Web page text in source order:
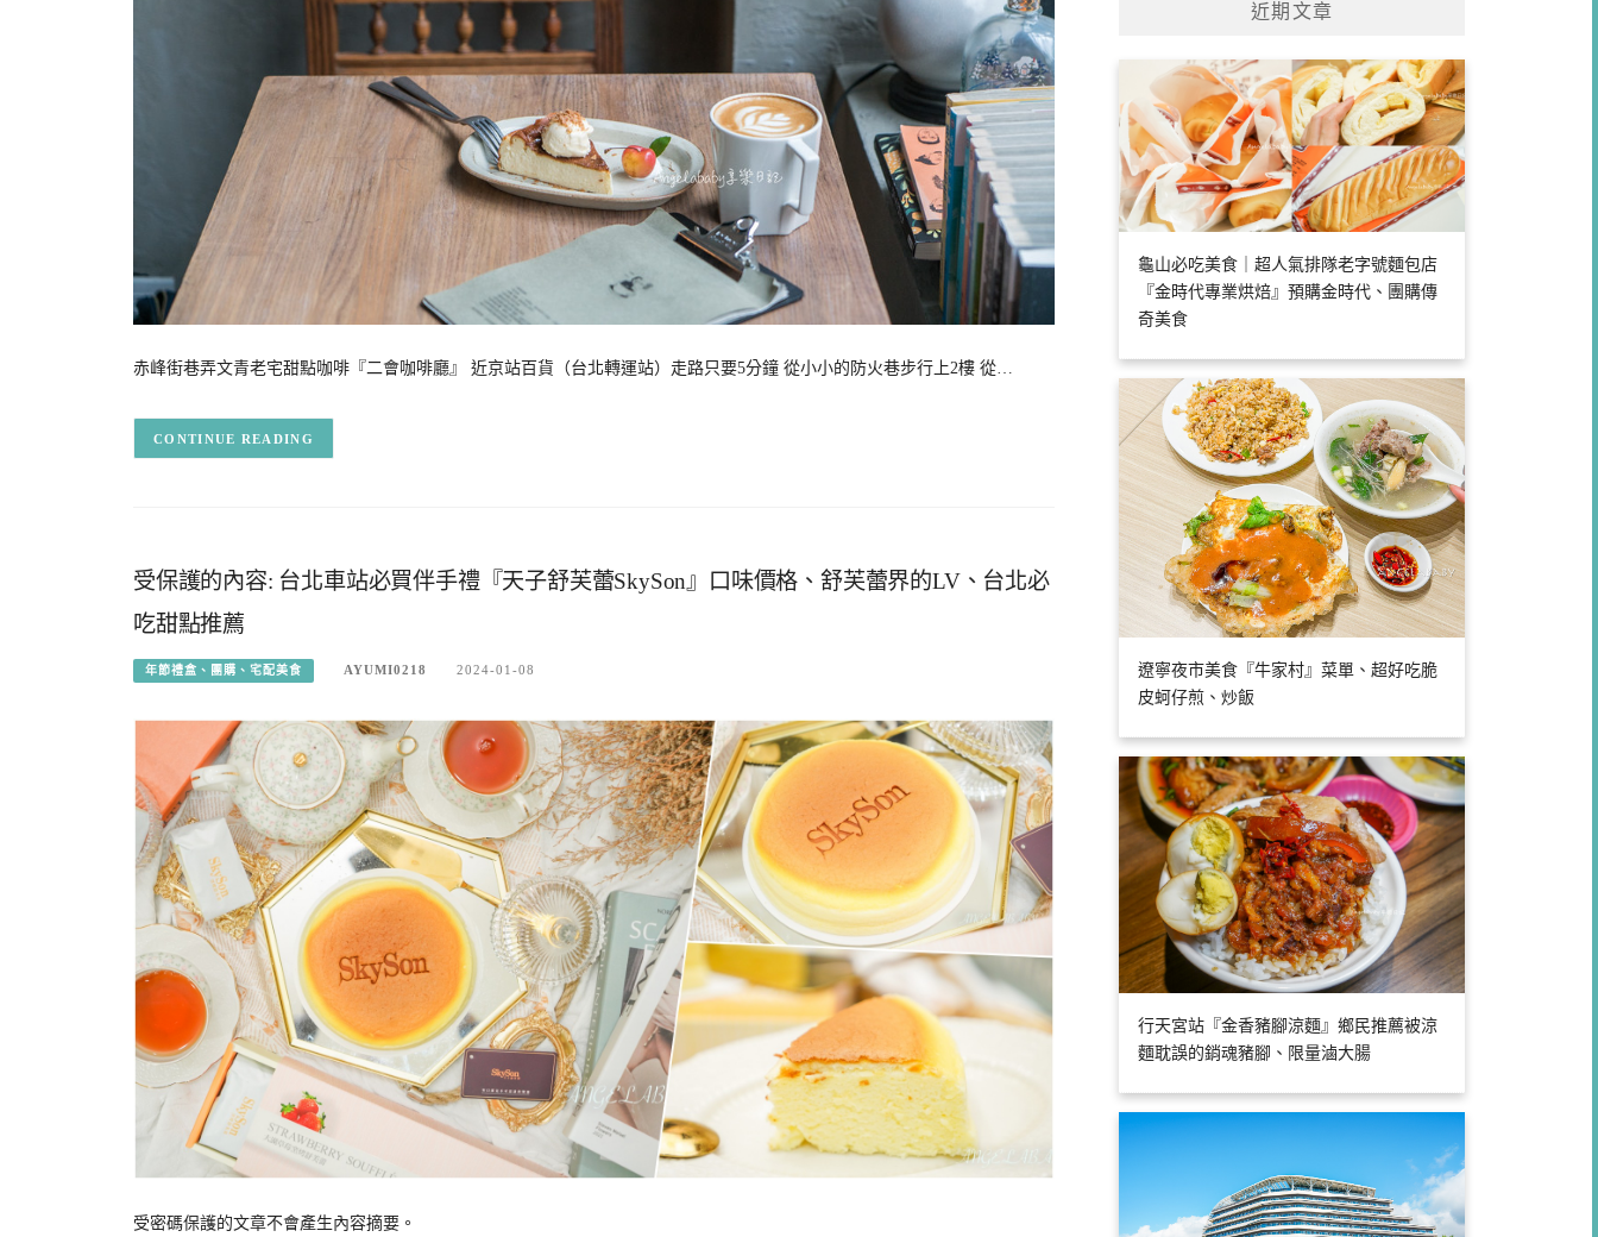
赤峰街巷弄文青老宅甜點咖啡『二會咖啡廳』 近京站百貨（台北轉運站）走路只要5分鐘 從小小的防火巷步行上2樓 從…
CONTINUE READING
受保護的內容: 台北車站必買伴手禮『天子舒芙蕾SkySon』口味價格、舒芙蕾界的LV、台北必
吃甜點推薦
年節禮盒、團購、宅配美食 AYUMI0218 2024-01-08
受密碼保護的文章不會產生內容摘要。
近期文章
龜山必吃美食｜超人氣排隊老字號麵包店
『金時代專業烘焙』預購金時代、團購傳
奇美食
遼寧夜市美食『牛家村』菜單、超好吃脆
皮蚵仔煎、炒飯
行天宮站『金香豬腳涼麵』鄉民推薦被涼
麵耽誤的銷魂豬腳、限量滷大腸